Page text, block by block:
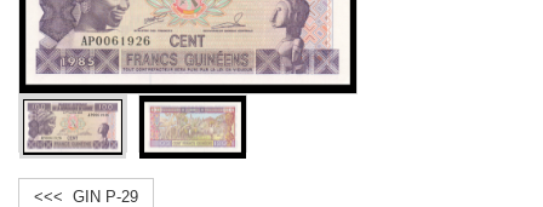
<<< GIN P-29